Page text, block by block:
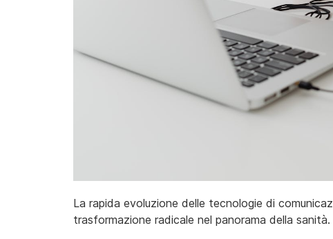
La rapida evoluzione delle tecnologie di
trasformazione radicale nel panorama della sanità.